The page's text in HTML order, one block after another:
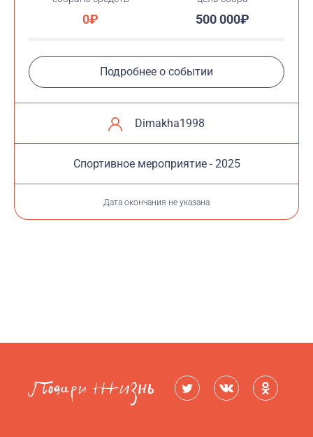
0₽ 500 000₽
Подробнее о событии
Dimakha1998
Cпортивное мероприятие - 2025
Дата окончания не указана